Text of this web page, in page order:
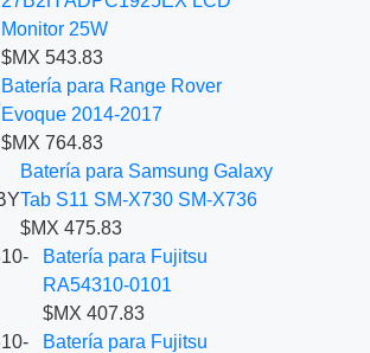
Monitor 25W
$MX 543.83
Batería para Range Rover
Evoque 2014-2017
$MX 764.83
Batería para Samsung Galaxy
Tab S11 SM-X730 SM-X736
$MX 475.83
Batería para Fujitsu
RA54310-0101
$MX 407.83
Batería para Fujitsu